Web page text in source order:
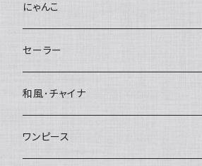
にゃんこ
セーラー
和風･チャイナ
ワンピース